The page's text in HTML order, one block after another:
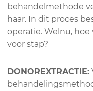
behandelmethode
haar. In dit proces
operatie. Welnu,
voor stap?
DONOREXTRACTIE: